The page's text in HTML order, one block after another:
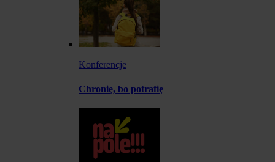
Konferencje
Chronię, bo potrafię